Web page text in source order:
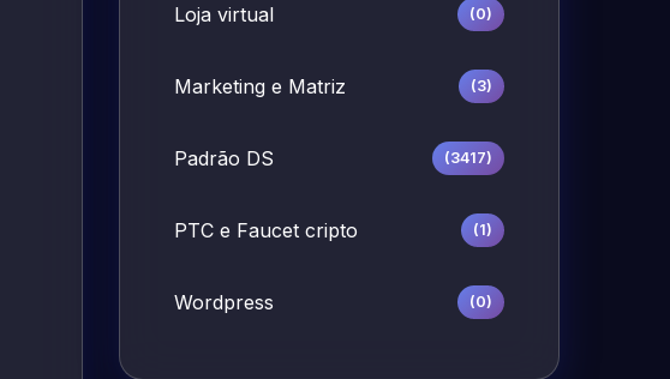
Loja virtual (0)
Marketing e Matriz (3)
Padrão DS (3417)
PTC e Faucet cripto (1)
Wordpress (0)